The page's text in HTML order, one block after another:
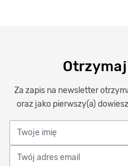
Otrzymaj
Za zapis na newsletter
oraz jako pierwszy(a)
Twoje imię
Twój adres email